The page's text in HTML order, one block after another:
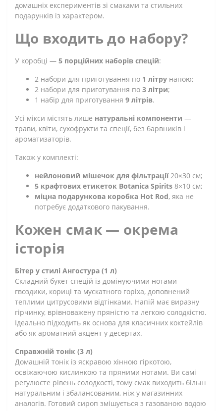
домашніх експериментів зі смаками та стильних
подарунків із характером.
Що входить до набору?
У коробці — 5 порційних наборів спецій:
2 набори для приготування по 1 літру напою;
2 набори для приготування по 3 літри;
1 набір для приготування 9 літрів.
Усі мікси містять лише натуральні компоненти —
трави, квіти, сухофрукти та спеції, без барвників і
ароматизаторів.
Також у комплекті:
нейлоновий мішечок для фільтрації20×30 см;
5 крафтових етикеток Botanica Spirits 8×10 см;
міцна подарункова коробка Hot Rod, яка не
потребує додаткового пакування.
Кожен смак — окрема
історія
Бітер у стилі Ангостура (1 л)
Складний букет спецій із домінуючими нотами
гвоздики, кориці та мускатного горіха, доповнений
теплими цитрусовими відтінками. Напій має виразну
гірчинку, врівноважену пряністю та легкою солодкістю.
Ідеально підходить як основа для класичних коктейлів
або як ароматний акцент у десертах.
Справжній тонік (3 л)
Домашній тонік із яскравою хінною гіркотою,
освіжаючою кислинкою та пряними нотами. Ви самі
регулюєте рівень солодкості, тому смак виходить більш
натуральним і збалансованим, ніж у магазинних
аналогів. Готовий сироп змішується з газованою водою